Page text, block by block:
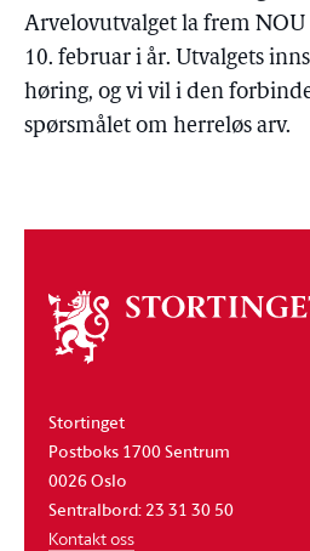
Arvelovutvalget la frem NOU
10. februar i år. Utvalgets
høring, og vi vil i den
spørsmålet om herreløs arv.
Om
stortinget
Stortinget
Postboks 1700 Sentrum
0026 Oslo
Sentralbord: 23 31 30 50
Kontakt oss